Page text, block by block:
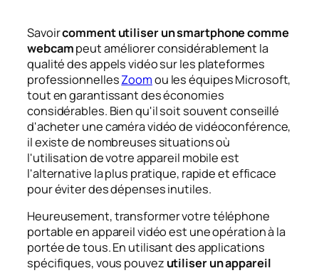
Savoircomment utiliser un smartphone comme
webcampeut améliorer considérablement la
qualité des appels vidéo sur les plateformes
professionnellesZoomou les équipes Microsoft,
tout en garantissant des économies
considérables. Bien qu'il soit souvent conseillé
d'acheter une caméra vidéo de vidéoconférence,
il existe de nombreuses situations où
l'utilisation de votre appareil mobile est
l'alternative la plus pratique, rapide et efficace
pour éviter des dépenses inutiles.
Heureusement, transformer votre téléphone
portable en appareil vidéo est une opération à la
portée de tous. En utilisant des applications
spécifiques, vous pouvez utiliser un appareil